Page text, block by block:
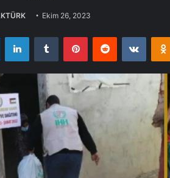
Ekim 26, 2023
Twitter LinkedInTumblr PinterestReddit